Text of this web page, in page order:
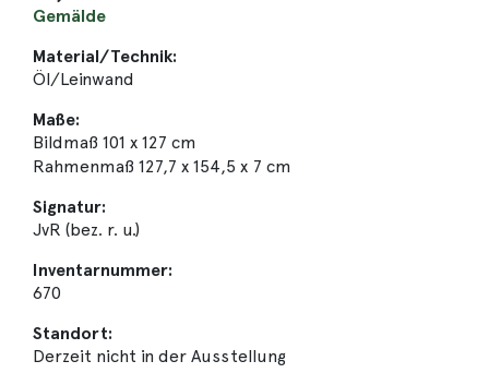
Gemälde
Material/Technik:
Öl/Leinwand
Maße:
Bildmaß 101 x 127 cm
Rahmenmaß 127,7 x 154,5 x 7 cm
Signatur:
JvR (bez. r. u.)
Inventarnummer:
670
Standort:
Derzeit nicht in der Ausstellung